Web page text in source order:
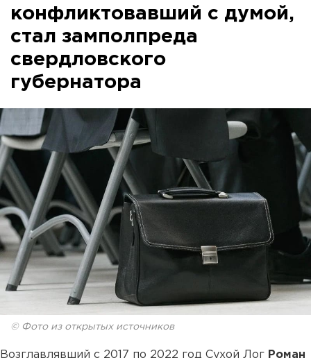
конфликтовавший с думой,
стал замполпреда
свердловского
губернатора
© Фото из открытых источников
Возглавлявший с 2017 по 2022 год Сухой Лог Роман